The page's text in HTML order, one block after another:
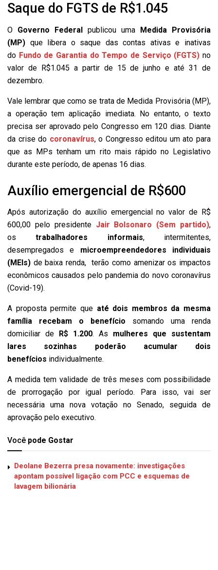
Saque do FGTS de R$1.045
O Governo Federal publicou uma Medida Provisória
(MP) que libera o saque das contas ativas e inativas
do Fundo de Garantia do Tempo de Serviço (FGTS) no
valor de R$1.045 a partir de 15 de junho e até 31 de
dezembro.
Vale lembrar que como se trata de Medida Provisória (MP),
a operação tem aplicação imediata. No entanto, o texto
precisa ser aprovado pelo Congresso em 120 dias. Diante
da crise do coronavírus, o Congresso editou um ato para
que as MPs tenham um rito mais rápido no Legislativo
durante este período, de apenas 16 dias.
Auxílio emergencial de R$600
Após autorização do auxílio emergencial no valor de R$
600,00 pelo presidente Jair Bolsonaro (Sem partido),
ostrabalhadores informais, intermitentes,
desempregados e microempreendedores individuais
(MEIs) de baixa renda, terão como amenizar os impactos
econômicos causados pelo pandemia do novo coronavírus
(Covid-19).
A proposta permite que até dois membros da mesma
família recebam o benefício somando uma renda
domiciliar de
R$ 1.200. As mulheres que sustentam
lares sozinhas poderão acumular dois
benefícios individualmente.
A medida tem validade de três meses com possibilidade
de prorrogação por igual período. Para isso, vai ser
necessária uma nova votação no Senado, seguida de
aprovação pelo executivo.
Você pode Gostar
Deolane Bezerra presa novamente: investigações
apontam possível ligação com PCC e esquemas de
lavagem bilionária